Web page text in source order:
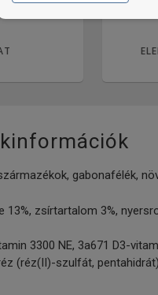
gabonafélék,
13%, zsírtartalom 3%,
3300 NE, 3a671 D3-
(réz(II)-szulfát,